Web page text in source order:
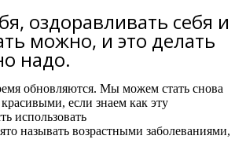
оздоравливать себя и
можно, и это делать
надо.
обновляются. Мы можем стать снова
если знаем как эту
использовать
называть возрастными заболеваниями,